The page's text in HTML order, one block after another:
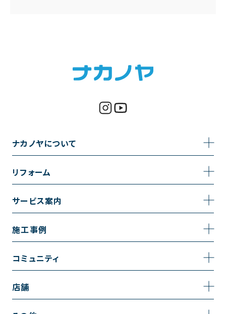
ナカノヤについて
事業内容
採用情報
リフォーム
トイレのリフォーム
キッチンのリフォーム
リノベーション
サービス案内
サービスの流れ
施工事例
施工事例一覧
お風呂の施工事例
コミュニティ
コミュニティ
店舗
越谷店